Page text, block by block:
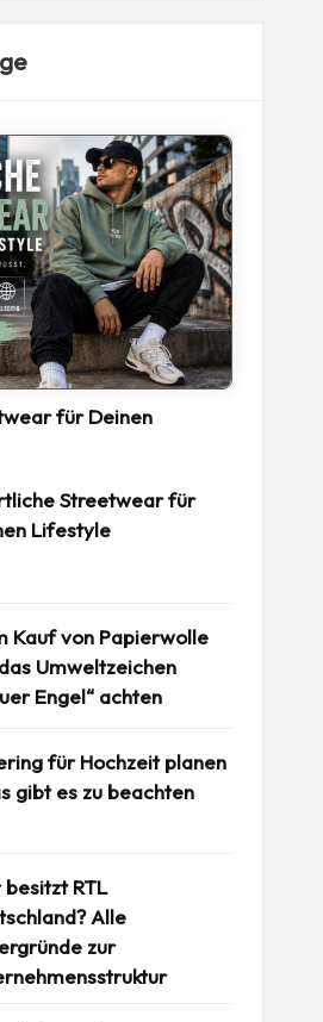
für Deinen
Streetwear für
Lifestyle
Kauf von Papierwolle
Umweltzeichen
Engel“ achten
für Hochzeit planen
gibt es zu beachten
RTL
Alle
zur